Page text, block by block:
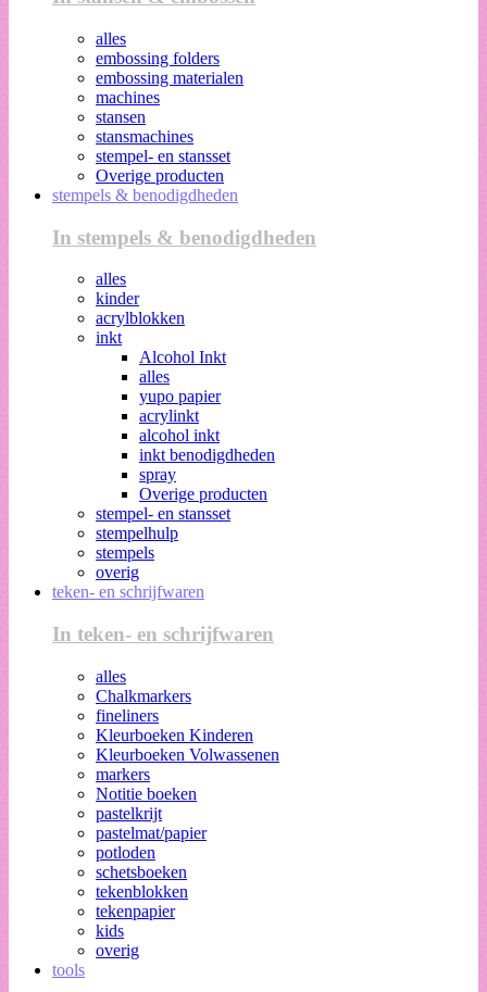
alles
embossing folders
embossing materialen
machines
stansen
stansmachines
stempel- en stansset
Overige producten
stempels & benodigdheden
In stempels & benodigdheden
alles
kinder
acrylblokken
inkt
Alcohol Inkt
alles
yupo papier
acrylinkt
alcohol inkt
inkt benodigdheden
spray
Overige producten
stempel- en stansset
stempelhulp
stempels
overig
teken- en schrijfwaren
In teken- en schrijfwaren
alles
Chalkmarkers
fineliners
Kleurboeken Kinderen
Kleurboeken Volwassenen
markers
Notitie boeken
pastelkrijt
pastelmat/papier
potloden
schetsboeken
tekenblokken
tekenpapier
kids
overig
tools